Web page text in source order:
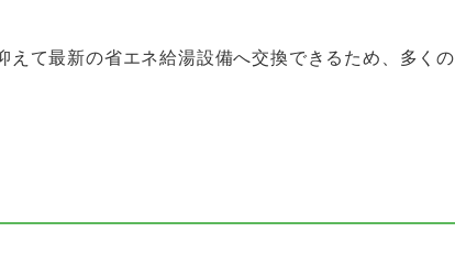
て最新の省エネ給湯設備へ交換できるため、多くの